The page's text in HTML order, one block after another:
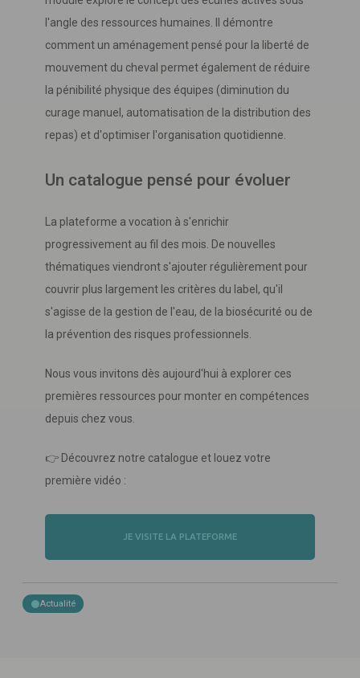
l'angle des ressources humaines. Il démontre
comment un aménagement pensé pour la liberté de
mouvement du cheval permet également de réduire
la pénibilité physique des équipes (diminution du
curage manuel, automatisation de la distribution des
repas) et d'optimiser l'organisation quotidienne.
Un catalogue pensé pour évoluer
La plateforme a vocation à s'enrichir
progressivement au fil des mois. De nouvelles
thématiques viendront s'ajouter régulièrement pour
couvrir plus largement les critères du label, qu'il
s'agisse de la gestion de l'eau, de la biosécurité ou de
la prévention des risques professionnels.
Nous vous invitons dès aujourd'hui à explorer ces
premières ressources pour monter en compétences
depuis chez vous.
👉 Découvrez notre catalogue et louez votre
première vidéo :
JE VISITE LA PLATEFORME
Actualité